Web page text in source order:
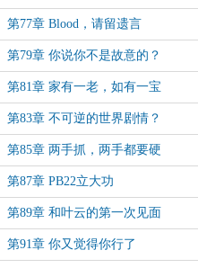
第77章 Blood，请留遗言
第79章 你说你不是故意的？
第81章 家有一老，如有一宝
第83章 不可逆的世界剧情？
第85章 两手抓，两手都要硬
第87章 PB22立大功
第89章 和叶云的第一次见面
第91章 你又觉得你行了